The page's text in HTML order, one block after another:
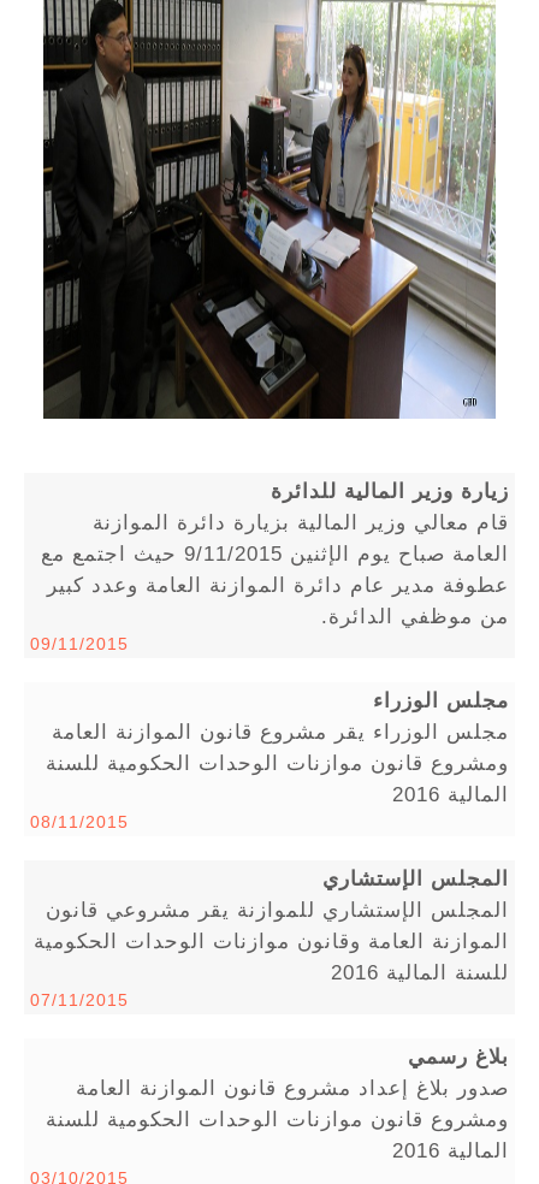
زيارة وزير المالية للدائرة
قام معالي وزير المالية بزيارة دائرة الموازنة
العامة صباح يوم الإثنين 9/11/2015 حيث اجتمع مع
عطوفة مدير عام دائرة الموازنة العامة وعدد كبير
من موظفي الدائرة.
09/11/2015
مجلس الوزراء
مجلس الوزراء يقر مشروع قانون الموازنة العامة
ومشروع قانون موازنات الوحدات الحكومية للسنة
المالية 2016
08/11/2015
المجلس الإستشاري
المجلس الإستشاري للموازنة يقر مشروعي قانون
الموازنة العامة وقانون موازنات الوحدات الحكومية
للسنة المالية 2016
07/11/2015
بلاغ رسمي
صدور بلاغ إعداد مشروع قانون الموازنة العامة
ومشروع قانون موازنات الوحدات الحكومية للسنة
المالية 2016
03/10/2015